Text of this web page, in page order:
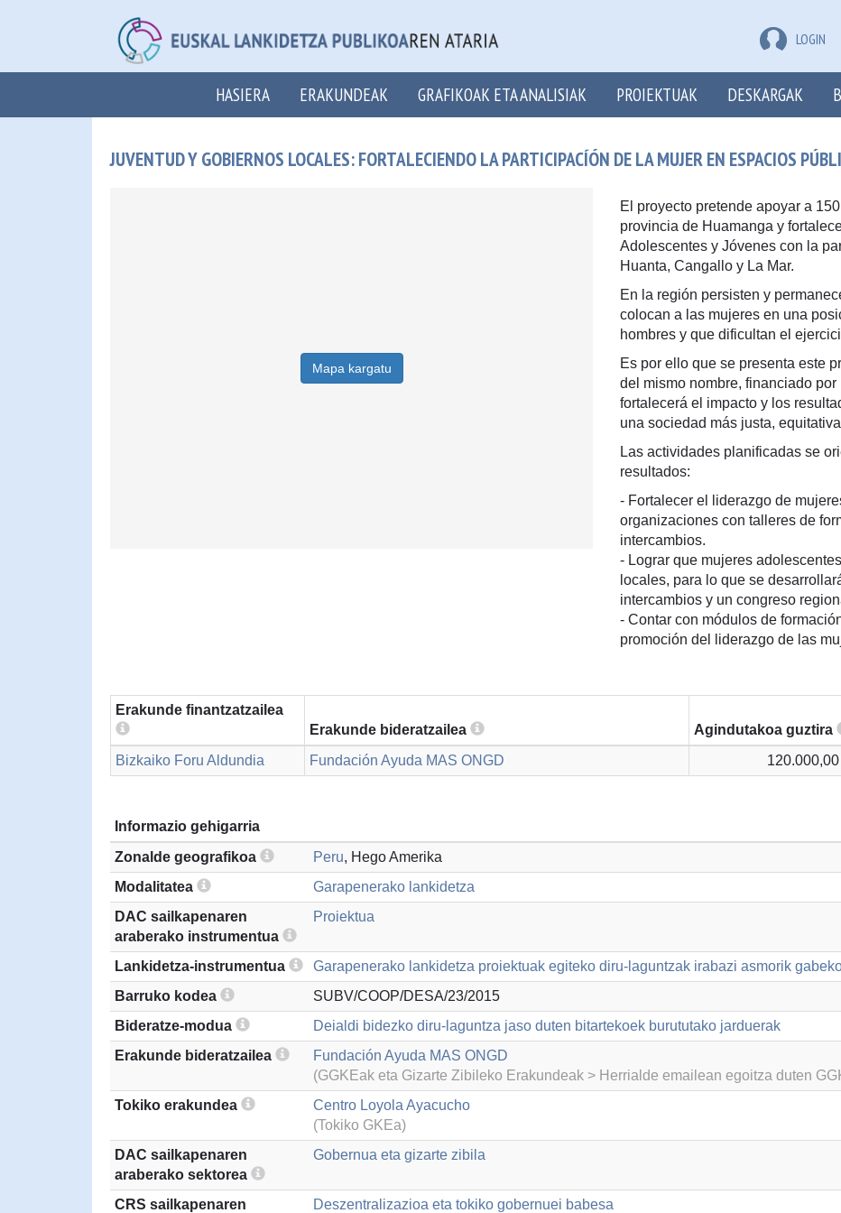
LOGIN
HASIERA ERAKUNDEAK GRAFIKOAK ETA ANALISIAK PROIEKTUAK DESKARGAK
JUVENTUD Y GOBIERNOS LOCALES: FORTALECIENDO LA PARTICIPACÍÓN DE LA MUJER EN ESPACIOS
Mapa kargatu
El proyecto pretende apoyar a
provincia de Huamanga y
Adolescentes y Jóvenes con la
Huanta, Cangallo y La Mar.
En la región persisten y
colocan a las mujeres en una
hombres y que dificultan el
Es por ello que se presenta este
del mismo nombre, financiado
fortalecerá el impacto y los
una sociedad más justa,
Las actividades planificadas se
resultados:
- Fortalecer el liderazgo de
organizaciones con talleres de
intercambios.
- Lograr que mujeres
locales, para lo que se
intercambios y un congreso
- Contar con módulos de
promoción del liderazgo de las
Erakunde finantzatzailea
Erakunde bideratzailea
Agindutakoa guztira
Bizkaiko Foru Aldundia
Fundación Ayuda MAS ONGD
Informazio gehigarria
Zonalde geografikoa
Peru, Hego Amerika
Modalitatea
Garapenerako lankidetza
DAC sailkapenaren
araberako instrumentua
Proiektua
Lankidetza-instrumentua
Garapenerako lankidetza proiektuak egiteko diru-laguntzak irabazi asmorik
Barruko kodea
SUBV/COOP/DESA/23/2015
Bideratze-modua
Deialdi bidezko diru-laguntza jaso duten bitartekoek burututako jarduerak
Erakunde bideratzailea
Fundación Ayuda MAS ONGD
(GGKEak eta Gizarte Zibileko Erakundeak > Herrialde emailean egoitza duten
Tokiko erakundea
Centro Loyola Ayacucho
(Tokiko GKEa)
DAC sailkapenaren
araberako sektorea
Gobernua eta gizarte zibila
CRS sailkapenaren Deszentralizazioa eta tokiko gobernuei babesa